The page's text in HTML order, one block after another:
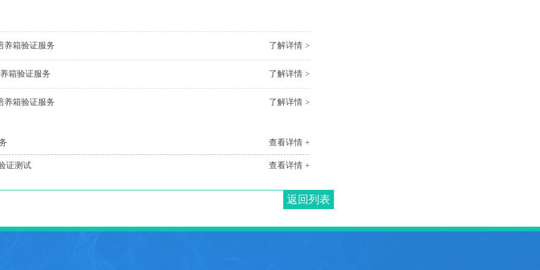
了解详情 >
养箱验证服务
了解详情 >
箱验证服务
了解详情 >
养箱验证服务
查看详情 +
查看详情 +
证测试
返回列表